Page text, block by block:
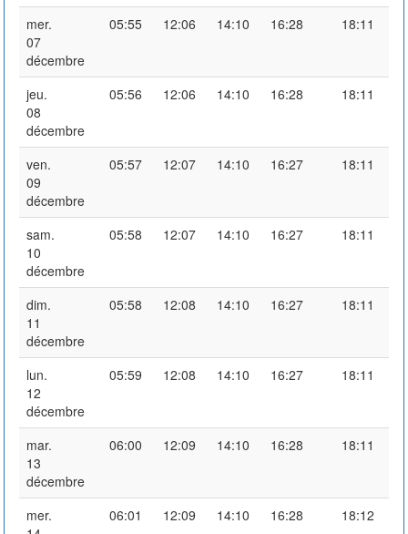
mer.
07
décembre
05:55 12:06 14:10 16:28 18:11
jeu.
08
décembre
05:56 12:06 14:10 16:28 18:11
ven.
09
décembre
05:57 12:07 14:10 16:27 18:11
sam.
10
décembre
05:58 12:07 14:10 16:27 18:11
dim.
11
décembre
05:58 12:08 14:10 16:27 18:11
lun.
12
décembre
05:59 12:08 14:10 16:27 18:11
mar.
13
décembre
06:00 12:09 14:10 16:28 18:11
mer.
06:01 12:09 14:10 16:28 18:12